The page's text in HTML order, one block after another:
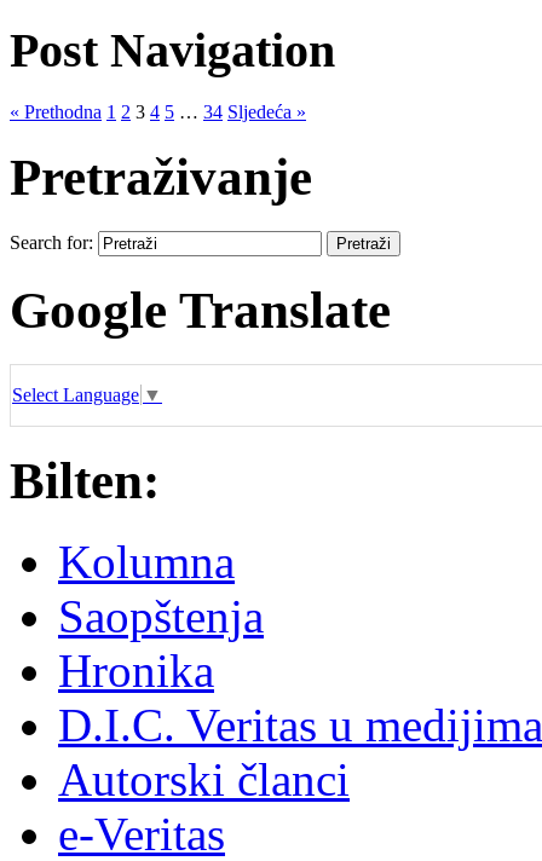
Post Navigation
« Prethodna 1 2 3 4 5 … 34 Sljedeća »
Pretraživanje
Search for:
Google Translate
Select Language ▼
Bilten:
Kolumna
Saopštenja
Hronika
D.I.C. Veritas u medijima
Autorski članci
e-Veritas